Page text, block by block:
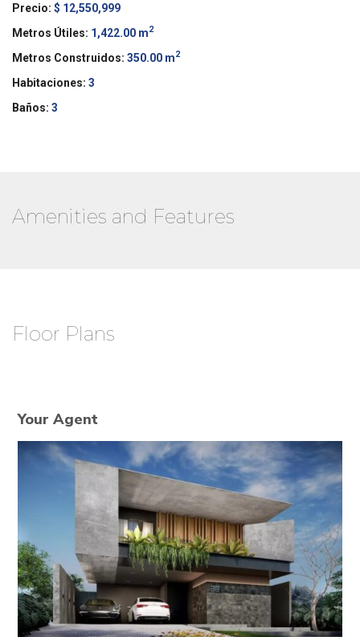
Precio: $ 12,550,999
Metros Útiles: 1,422.00 m2
Metros Construidos: 350.00 m2
Habitaciones: 3
Baños: 3
Amenities and Features
Floor Plans
Your Agent